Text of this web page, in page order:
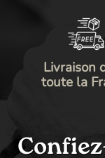
Livraison
toute la